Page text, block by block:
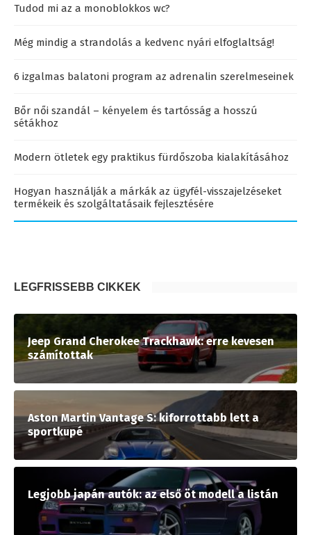
Tudod mi az a monoblokkos wc?
Még mindig a strandolás a kedvenc nyári elfoglaltság!
6 izgalmas balatoni program az adrenalin szerelmeseinek
Bőr női szandál – kényelem és tartósság a hosszú
sétákhoz
Modern ötletek egy praktikus fürdőszoba kialakításához
Hogyan használják a márkák az ügyfél-visszajelzéseket
termékeik és szolgáltatásaik fejlesztésére
LEGFRISSEBB CIKKEK
Jeep Grand Cherokee Trackhawk: erre kevesen
számítottak
Aston Martin Vantage S: kiforrottabb lett a
sportkupé
Legjobb japán autók: az első öt modell a listán